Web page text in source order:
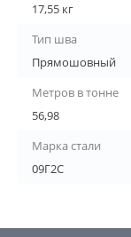
17,55 кг
Тип шва
Прямошовный
Метров в тонне
56,98
Марка стали
09Г2С